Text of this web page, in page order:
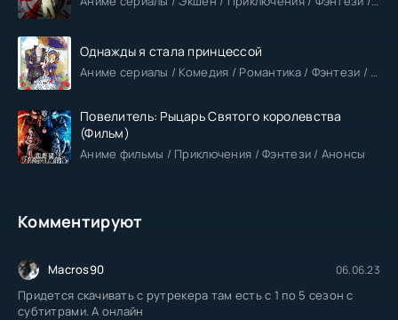
Однажды я стала принцессой
Повелитель: Рыцарь Святого королевства
(Фильм)
Аниме фильмы / Приключения / Фэнтези / Анонсы
Комментируют
Macros90 06.06.23
Придется скачивать с рутрекера там есть с 1 по 5 сезон с
субтитрами. А онлайн